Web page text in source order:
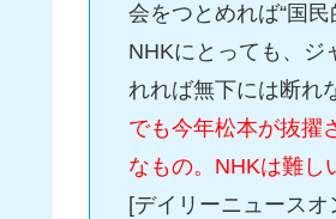
会をつとめれば“国
NHKにとっても、ジ
れれば無下には断れ
でも今年松本が抜擢
なもの。NHKは難し
[デイリーニュースオ